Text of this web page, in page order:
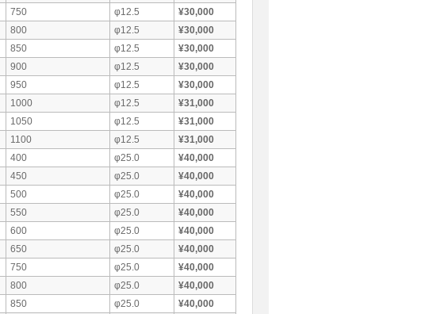
750 φ12.5 ¥30,000
800 φ12.5 ¥30,000
850 φ12.5 ¥30,000
900 φ12.5 ¥30,000
950 φ12.5 ¥30,000
1000 φ12.5 ¥31,000
1050 φ12.5 ¥31,000
1100 φ12.5 ¥31,000
400 φ25.0 ¥40,000
450 φ25.0 ¥40,000
500 φ25.0 ¥40,000
550 φ25.0 ¥40,000
600 φ25.0 ¥40,000
650 φ25.0 ¥40,000
750 φ25.0 ¥40,000
800 φ25.0 ¥40,000
850 φ25.0 ¥40,000